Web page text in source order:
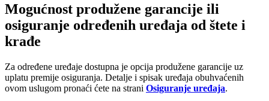
Mogućnost produžene garancije ili
osiguranje određenih uređaja od štete i
krađe
Za određene uređaje dostupna je opcija produžene garancije uz
uplatu premije osiguranja. Detalje i spisak uređaja obuhvaćenih
ovom uslugom pronaći ćete na strani Osiguranje uređaja.